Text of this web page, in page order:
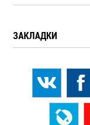
ЗАКЛАДКИ